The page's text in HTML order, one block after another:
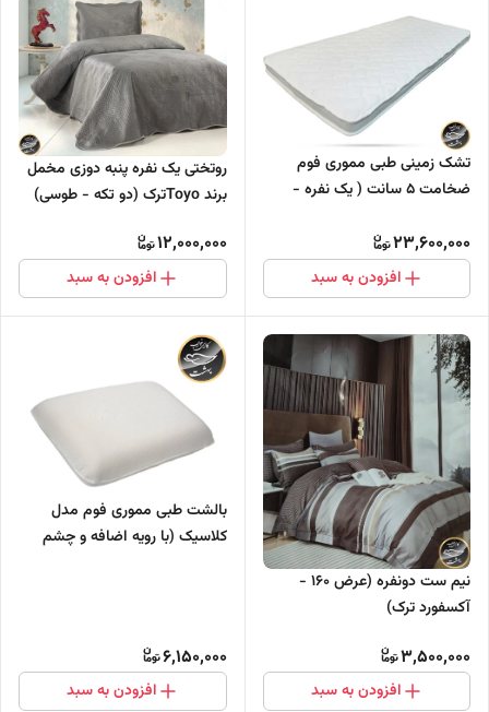
تشک زمینی طبی مموری فوم
ضخامت ۵ سانت ( یک نفره -
23,600,000
افزودن به سبد
روتختی یک نفره پنبه دوزی مخمل
برند Toyoترک (دو تکه - طوسی)
12,000,000
افزودن به سبد
نیم ست دونفره (عرض ۱۶۰ -
آکسفورد ترک)
3,500,000
افزودن به سبد
بالشت طبی مموری فوم مدل
کلاسیک (با رویه اضافه و چشم
6,150,000
افزودن به سبد